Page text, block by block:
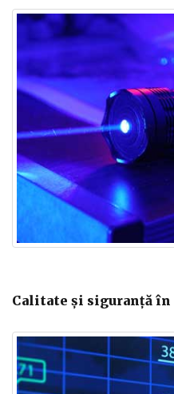
Calitate și siguranță